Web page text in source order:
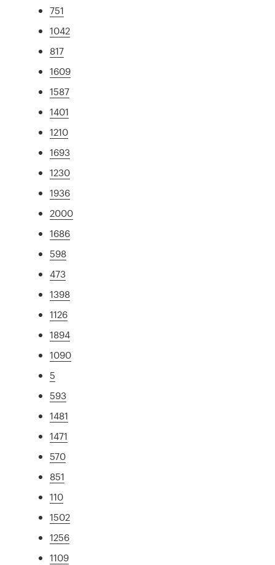
751
1042
817
1609
1587
1401
1210
1693
1230
1936
2000
1686
598
473
1398
1126
1894
1090
5
593
1481
1471
570
851
110
1502
1256
1109